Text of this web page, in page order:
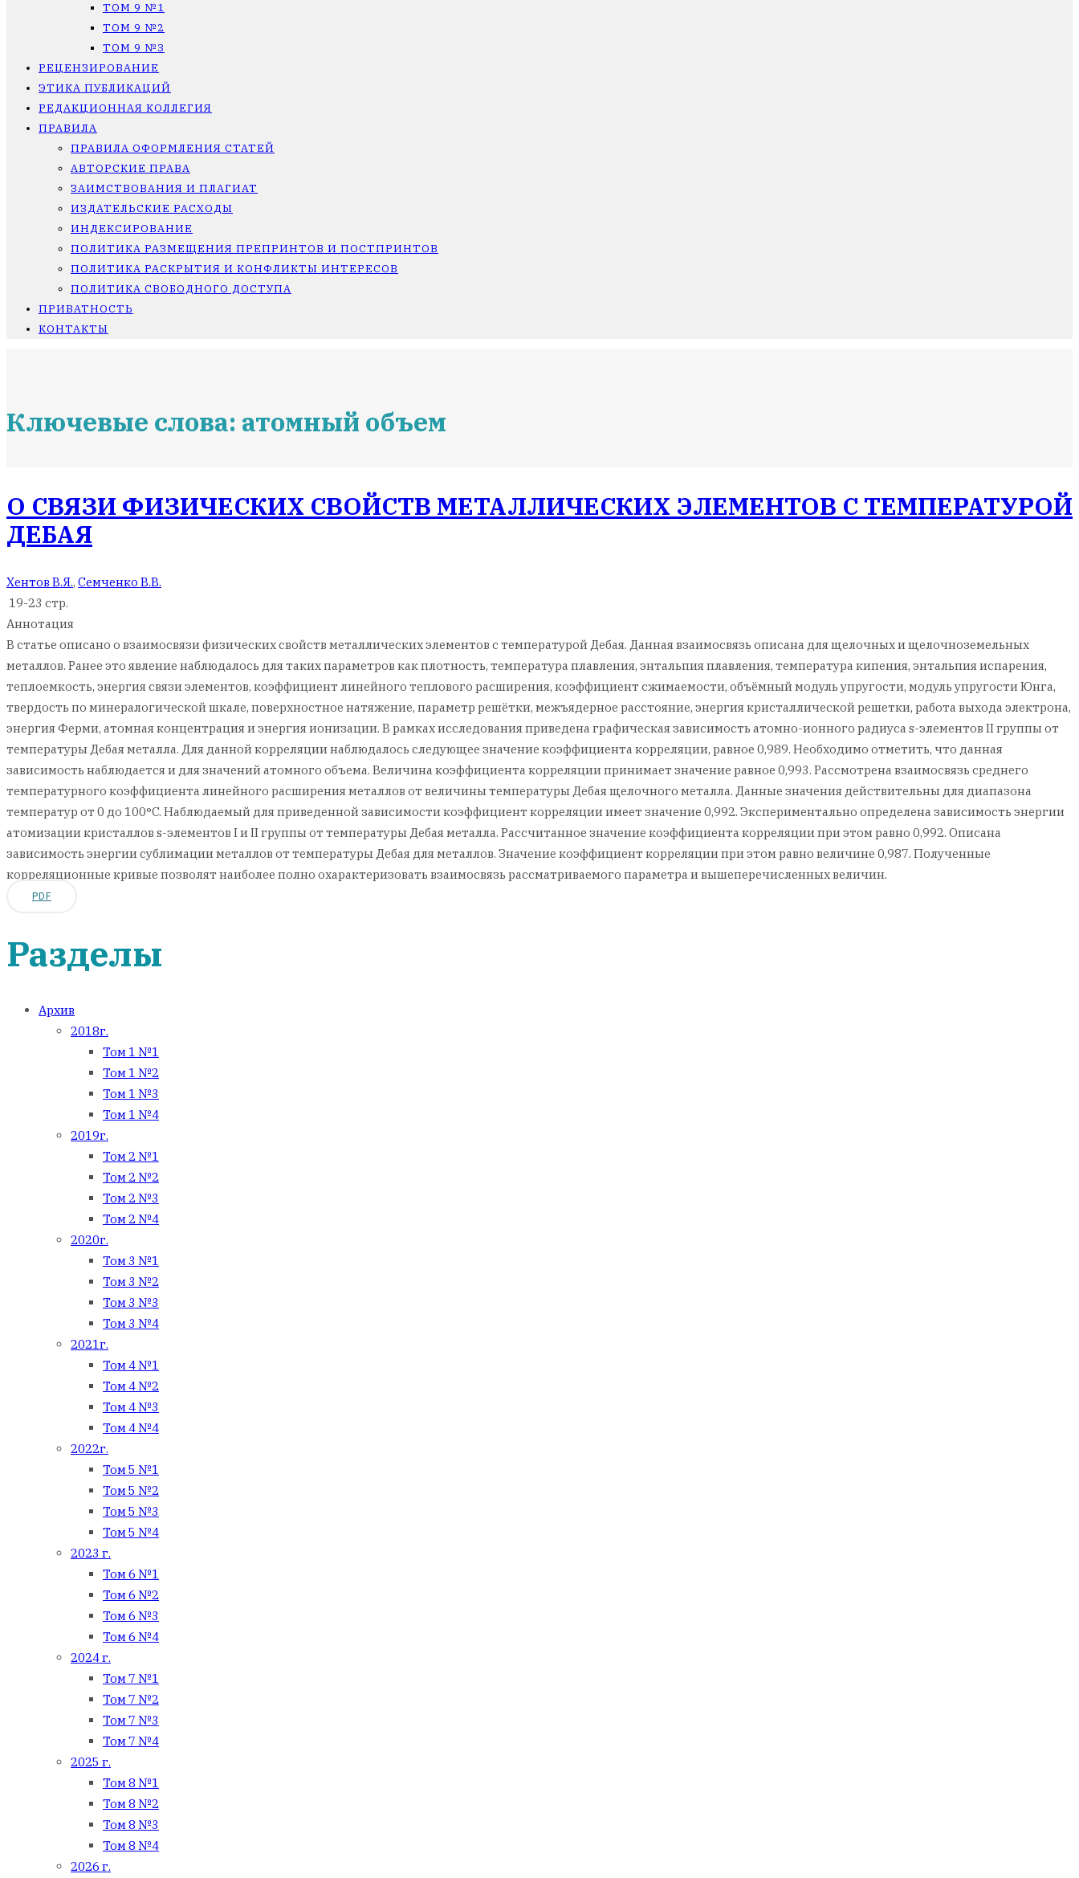
ТОМ 9 №1
ТОМ 9 №2
ТОМ 9 №3
РЕЦЕНЗИРОВАНИЕ
ЭТИКА ПУБЛИКАЦИЙ
РЕДАКЦИОННАЯ КОЛЛЕГИЯ
ПРАВИЛА
ПРАВИЛА ОФОРМЛЕНИЯ СТАТЕЙ
АВТОРСКИЕ ПРАВА
ЗАИМСТВОВАНИЯ И ПЛАГИАТ
ИЗДАТЕЛЬСКИЕ РАСХОДЫ
ИНДЕКСИРОВАНИЕ
ПОЛИТИКА РАЗМЕЩЕНИЯ ПРЕПРИНТОВ И ПОСТПРИНТОВ
ПОЛИТИКА РАСКРЫТИЯ И КОНФЛИКТЫ ИНТЕРЕСОВ
ПОЛИТИКА СВОБОДНОГО ДОСТУПА
ПРИВАТНОСТЬ
КОНТАКТЫ
Ключевые слова: атомный объем
О СВЯЗИ ФИЗИЧЕСКИХ СВОЙСТВ МЕТАЛЛИЧЕСКИХ ЭЛЕМЕНТОВ С ТЕМПЕРАТУРОЙ
ДЕБАЯ
Хентов В.Я., Семченко В.В.
19-23 стр.
Аннотация
В статье описано о взаимосвязи физических свойств металлических элементов с температурой Дебая. Данная взаимосвязь описана для щелочных и щелочноземельных
металлов. Ранее это явление наблюдалось для таких параметров как плотность, температура плавления, энтальпия плавления, температура кипения, энтальпия испарения,
теплоемкость, энергия связи элементов, коэффициент линейного теплового расширения, коэффициент сжимаемости, объёмный модуль упругости, модуль упругости Юнга,
твердость по минералогической шкале, поверхностное натяжение, параметр решётки, межъядерное расстояние, энергия кристаллической решетки, работа выхода электрона,
энергия Ферми, атомная концентрация и энергия ионизации. В рамках исследования приведена графическая зависимость атомно-ионного радиуса s-элементов II группы от
температуры Дебая металла. Для данной корреляции наблюдалось следующее значение коэффициента корреляции, равное 0,989. Необходимо отметить, что данная
зависимость наблюдается и для значений атомного объема. Величина коэффициента корреляции принимает значение равное 0,993. Рассмотрена взаимосвязь среднего
температурного коэффициента линейного расширения металлов от величины температуры Дебая щелочного металла. Данные значения действительны для диапазона
температур от 0 до 100°C. Наблюдаемый для приведенной зависимости коэффициент корреляции имеет значение 0,992. Экспериментально определена зависимость энергии
атомизации кристаллов s-элементов I и II группы от температуры Дебая металла. Рассчитанное значение коэффициента корреляции при этом равно 0,992. Описана
зависимость энергии сублимации металлов от температуры Дебая для металлов. Значение коэффициент корреляции при этом равно величине 0,987. Полученные
корреляционные кривые позволят наиболее полно охарактеризовать взаимосвязь рассматриваемого параметра и вышеперечисленных величин.
PDF
Разделы
Архив
2018г.
Том 1 №1
Том 1 №2
Том 1 №3
Том 1 №4
2019г.
Том 2 №1
Том 2 №2
Том 2 №3
Том 2 №4
2020г.
Том 3 №1
Том 3 №2
Том 3 №3
Том 3 №4
2021г.
Том 4 №1
Том 4 №2
Том 4 №3
Том 4 №4
2022г.
Том 5 №1
Том 5 №2
Том 5 №3
Том 5 №4
2023 г.
Том 6 №1
Том 6 №2
Том 6 №3
Том 6 №4
2024 г.
Том 7 №1
Том 7 №2
Том 7 №3
Том 7 №4
2025 г.
Том 8 №1
Том 8 №2
Том 8 №3
Том 8 №4
2026 г.